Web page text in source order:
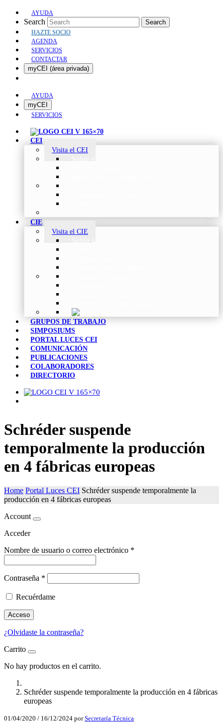
AYUDA
Search Search
HAZTE SOCIO
AGENDA
SERVICIOS
CONTACTAR
myCEI (área privada)
AYUDA
myCEI
SERVICIOS
CEI
Visita el CEI
CIE
Visita el CIE
GRUPOS DE TRABAJO
SIMPOSIUMS
PORTAL LUCES CEI
COMUNICACIÓN
PUBLICACIONES
COLABORADORES
DIRECTORIO
Schréder suspende
temporalmente la producción
en 4 fábricas europeas
Home Portal Luces CEI Schréder suspende temporalmente la
producción en 4 fábricas europeas
Account
Acceder
Nombre de usuario o correo electrónico *
Contraseña *
Recuérdame
Acceso
¿Olvidaste la contraseña?
Carrito
No hay productos en el carrito.
Schréder suspende temporalmente la producción en 4 fábricas
europeas
01/04/2020 / 16/12/2024 porSecretaría Técnica